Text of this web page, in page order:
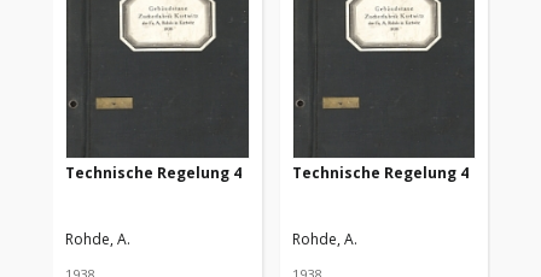
Technische Regelung 4
Rohde, A.
Technische Regelung 4
Rohde, A.